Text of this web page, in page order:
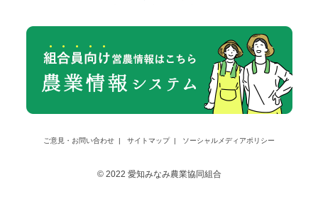
ご意見・お問い合わせ サイトマップ ソーシャルメディアポリシー
© 2022 愛知みなみ農業協同組合